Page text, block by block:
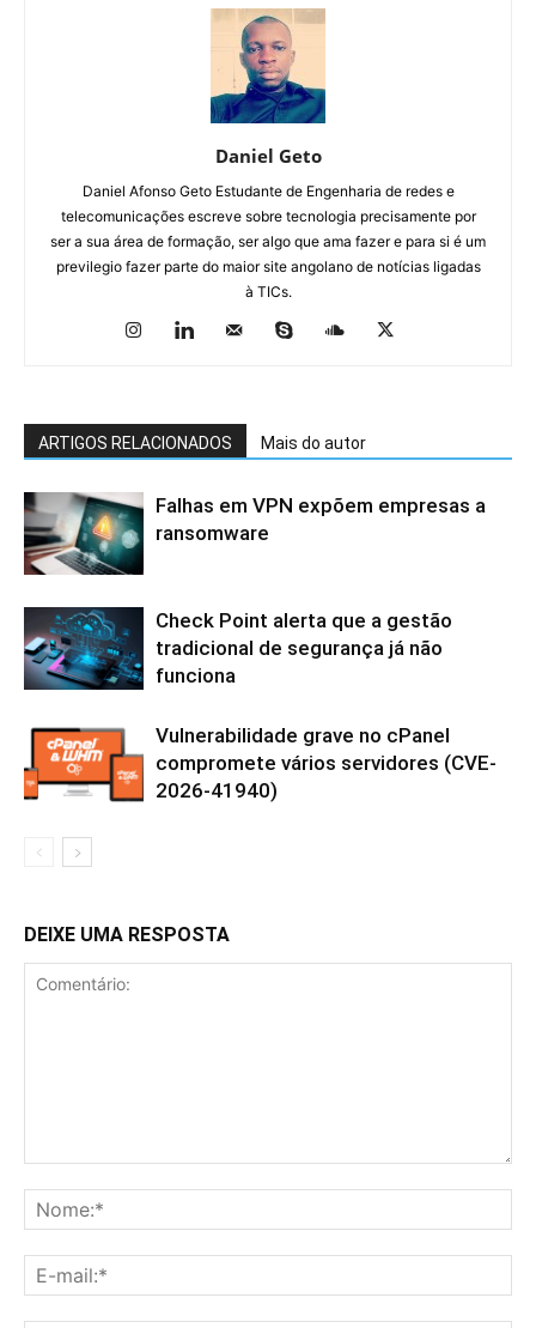
Daniel Geto
Daniel Afonso Geto Estudante de Engenharia de redes e
telecomunicações escreve sobre tecnologia precisamente por
ser a sua área de formação, ser algo que ama fazer e para si é um
previlegio fazer parte do maior site angolano de notícias ligadas
à TICs.
ARTIGOS RELACIONADOS Mais do autor
Falhas em VPN expõem empresas a
ransomware
Check Point alerta que a gestão
tradicional de segurança já não
funciona
Vulnerabilidade grave no cPanel
compromete vários servidores (CVE-
2026-41940)
DEIXE UMA RESPOSTA